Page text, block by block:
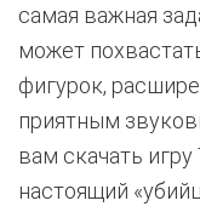
самая важная
может
фигурок,
приятным
вам скачать
настоящий